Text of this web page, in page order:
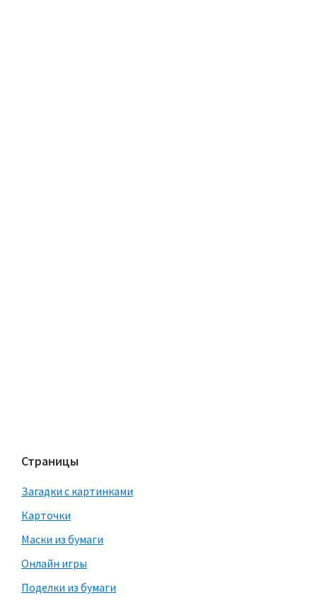
Страницы
Загадки с картинками
Карточки
Маски из бумаги
Онлайн игры
Поделки из бумаги